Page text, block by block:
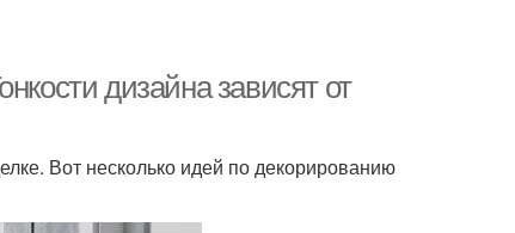
дизайна зависят от
Вот несколько идей по декорированию